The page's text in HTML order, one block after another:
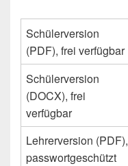
Schülerversion
(PDF), frei verfügbar
Schülerversion
(DOCX), frei
verfügbar
Lehrerversion (PDF),
passwortgeschützt